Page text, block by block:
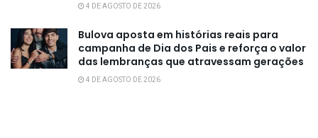
4 DE AGOSTO DE 2026
Bulova aposta em histórias reais para
campanha de Dia dos Pais e reforça o valor
das lembranças que atravessam gerações
4 DE AGOSTO DE 2026